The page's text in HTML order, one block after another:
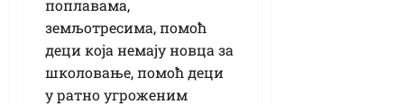
поплавама,
земљотресима, помоћ
деци која немају новца за
школовање, помоћ деци
у ратно угроженим